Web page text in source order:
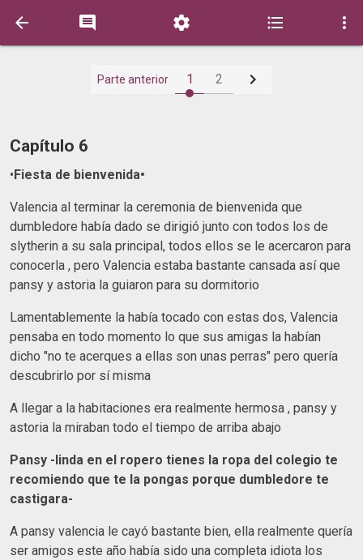
    
Parte anterior 1 2 
Capítulo 6
•Fiesta de bienvenida•
Valencia al terminar la ceremonia de bienvenida que
dumbledore había dado se dirigió junto con todos los de
slytherin a su sala principal, todos ellos se le acercaron para
conocerla , pero Valencia estaba bastante cansada así que
pansy y astoria la guiaron para su dormitorio
Lamentablemente la había tocado con estas dos, Valencia
pensaba en todo momento lo que sus amigas la habían
dicho "no te acerques a ellas son unas perras" pero quería
descubrirlo por sí misma
A llegar a la habitaciones era realmente hermosa , pansy y
astoria la miraban todo el tiempo de arriba abajo
Pansy -linda en el ropero tienes la ropa del colegio te
recomiendo que te la pongas porque dumbledore te
castigara-
A pansy valencia le cayó bastante bien, ella realmente quería
ser amigos este año había sido una completa idiota los